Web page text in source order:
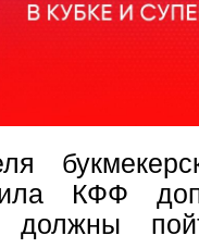
КФФ
должны